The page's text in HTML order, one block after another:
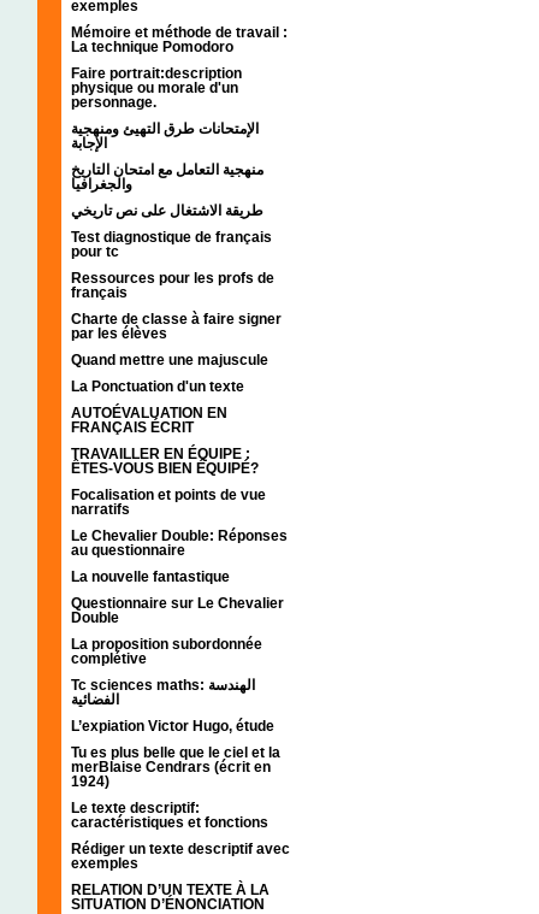
exemples
Mémoire et méthode de travail :
La technique Pomodoro
Faire portrait:description
physique ou morale d'un
personnage.
الإمتحانات طرق التهيئ ومنهجية
الإجابة
منهجية التعامل مع امتحان التاريخ
والجغرافيا
طريقة الاشتغال على نص تاريخي
Test diagnostique de français
pour tc
Ressources pour les profs de
français
Charte de classe à faire signer
par les élèves
Quand mettre une majuscule
La Ponctuation d'un texte
AUTOÉVALUATION EN
FRANÇAIS ÉCRIT
TRAVAILLER EN ÉQUIPE :
ÊTES-VOUS BIEN ÉQUIPÉ?
Focalisation et points de vue
narratifs
Le Chevalier Double: Réponses
au questionnaire
La nouvelle fantastique
Questionnaire sur Le Chevalier
Double
La proposition subordonnée
complétive
Tc sciences maths: الهندسة
الفضائية
L’expiation Victor Hugo, étude
Tu es plus belle que le ciel et la
merBlaise Cendrars (écrit en
1924)
Le texte descriptif:
caractéristiques et fonctions
Rédiger un texte descriptif avec
exemples
RELATION D’UN TEXTE À LA
SITUATION D’ÉNONCIATION